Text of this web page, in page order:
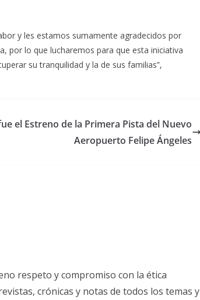
y les estamos sumamente agradecidos por
por lo que lucharemos para que esta iniciativa
su tranquilidad y la de sus familias”,
el Estreno de la Primera Pista del Nuevo
Aeropuerto Felipe Ángeles
respeto y compromiso con la ética
crónicas y notas de todos los temas y